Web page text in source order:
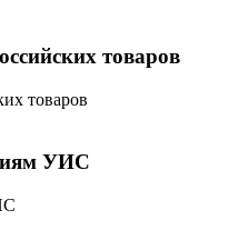
товаров
товаров
УИС